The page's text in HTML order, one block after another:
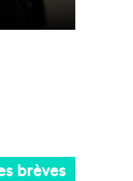
brèves